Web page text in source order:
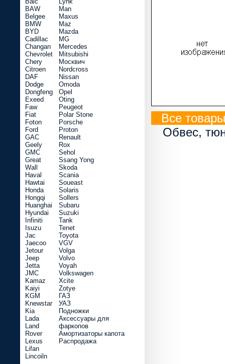
Все
Обвес,
BAW
Belgee
BMW
BYD
Cadillac
Changan
Chevrolet
Chery
Citroen
DAF
Dodge
Dongfeng
Exeed
Faw
Fiat
Foton
Ford
GAC
Geely
GMC
Great
Wall
Haval
Hawtai
Honda
Hongqi
Huanghai
Hyundai
Infiniti
Isuzu
Jac
Jaecoo
Jetour
Jeep
Jetta
JMC
Kamaz
Kaiyi
KGM
Knewstar
Kia
Lada
Land
Rover
Lexus
Lifan
Lincoiln
Man
Maxus
Maz
Mazda
MG
Mercedes
Mitsubishi
Москвич
Nordcross
Nissan
Omoda
Opel
Oting
Peugeot
Polar Stone
Porsche
Proton
Renault
Rox
Sehol
Ssang Yong
Skoda
Scania
Soueast
Solaris
Sollers
Subaru
Suzuki
Tank
Tenet
Toyota
VGV
Volga
Volvo
Voyah
Volkswagen
Xcite
Zotye
ГАЗ
УАЗ
Подножки
Аксессуары для
фаркопов
Амортизаторы капота
Распродажа